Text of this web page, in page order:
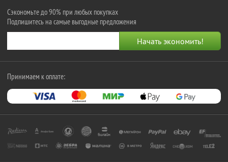
Сэкономьте до 90% при любых покупках
Подпишитесь на самые выгодные предложения
Принимаем к оплате: